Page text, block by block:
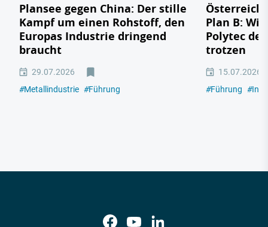
Plansee gegen China: Der stille
Kampf um einen Rohstoff, den
Europas Industrie dringend
braucht
29.07.2026
#Metallindustrie #Führung
Plan B:
Polytec
trotzen
15.07.2026
#Führung #